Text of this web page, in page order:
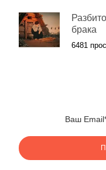
брака
6481